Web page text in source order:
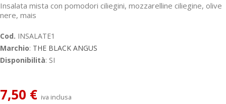
Insalata mista con pomodori ciliegini, mozzarelline ciliegine, olive
nere, mais
Cod. INSALATE1
Marchio: THE BLACK ANGUS
Disponibilità: SI
7,50 € iva inclusa